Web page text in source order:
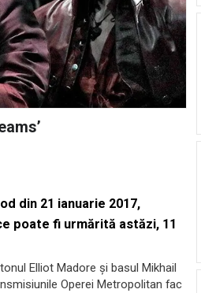
din 21 ianuarie 2017,
poate fi urmărită astăzi, 11
Elliot Madore și basul Mikhail
Operei Metropolitan fac